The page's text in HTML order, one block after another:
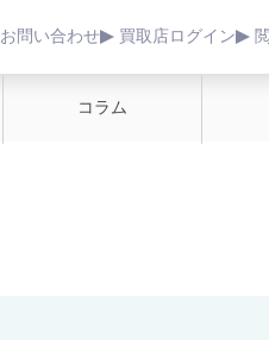
お問い合わせ 買取店ログイン
コラム